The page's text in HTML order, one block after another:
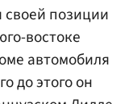
позиции
востоке
автомобиля
до этого он